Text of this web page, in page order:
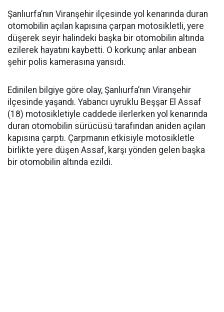
Şanlıurfa’nın Viranşehir ilçesinde yol kenarında duran
otomobilin açılan kapısına çarpan motosikletli, yere
düşerek seyir halindeki başka bir otomobilin altında
ezilerek hayatını kaybetti. O korkunç anlar anbean
şehir polis kamerasına yansıdı.
Edinilen bilgiye göre olay, Şanlıurfa’nın Viranşehir
ilçesinde yaşandı. Yabancı uyruklu Beşşar El Assaf
(18) motosikletiyle caddede ilerlerken yol kenarında
duran otomobilin sürücüsü tarafından aniden açılan
kapısına çarptı. Çarpmanın etkisiyle motosikletle
birlikte yere düşen Assaf, karşı yönden gelen başka
bir otomobilin altında ezildi.